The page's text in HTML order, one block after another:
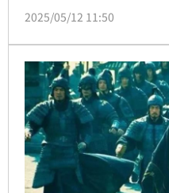
2025/05/12 11:50